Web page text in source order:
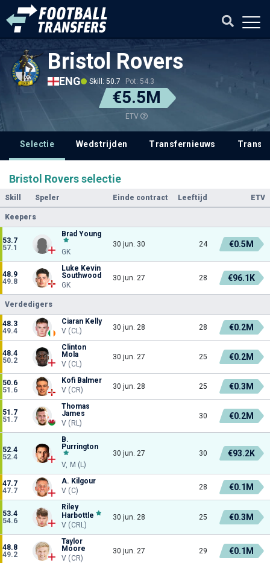
Bristol Rovers
ENG Skill: 50.7 Pot: 54.3
€5.5M
ETV
Selectie Wedstrijden Transfernieuws
Bristol Rovers selectie
Skill Speler Einde contract Leeftijd ETV
Keepers
53.7
57.1
Brad Young
GK
30 jun. 30 24 €0.5M
48.9
49.8
Luke Kevin
Southwood
GK
30 jun. 27 28 €96.1K
Verdedigers
48.3
49.4
Ciaran Kelly
V (CL)
30 jun. 28 28 €0.2M
48.4
50.2
Clinton
Mola
V (CL)
30 jun. 27 25 €0.2M
50.6
51.6
Kofi Balmer
V (CR)
30 jun. 28 25 €0.3M
51.7
51.7
Thomas
James
V (RL)
30 €0.2M
52.4
52.4
B.
Purrington
V, M (L)
30 jun. 27 30 €93.2K
47.7
47.7
A. Kilgour
V (C)
28 €0.1M
53.4
54.6
Riley
Harbottle
V (CRL)
30 jun. 28 25 €0.3M
48.8
49.2
Taylor
Moore
V (CR)
30 jun. 27 29 €0.1M